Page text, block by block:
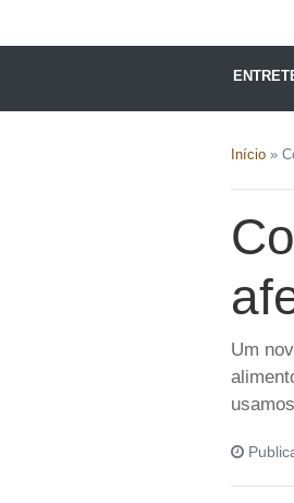
Início »
Um